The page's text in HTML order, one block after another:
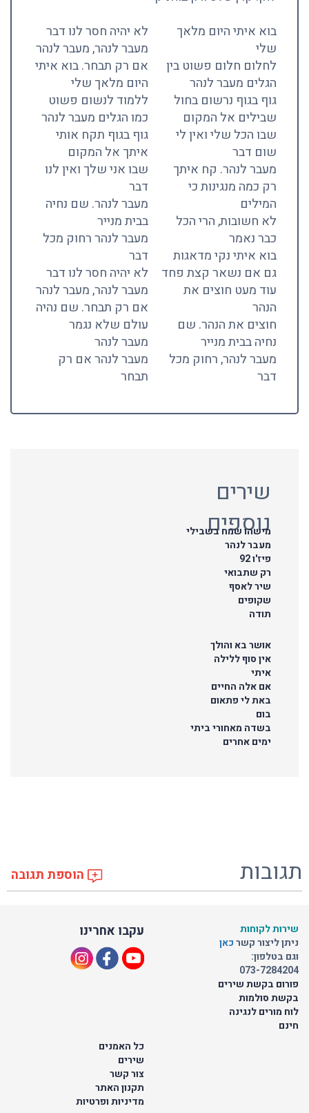
בוא איתי היום מלאך
שלי
לחלום חלום פשוט בין
הגלים מעבר לנהר
גוף בגוף נרשום בחול
שבילים אל המקום
שבו הכל שלי ואין לי
שום דבר
מעבר לנהר. קח איתך
רק כמה מנגינות כי
המילים
לא חשובות, הרי הכל
כבר נאמר
בוא איתי נקי מדאגות
גם אם נשאר קצת פחד
עוד מעט חוצים את
הנהר
חוצים את הנהר. שם
נחיה בבית מנייר
מעבר לנהר, רחוק מכל
דבר
לא יהיה חסר לנו דבר
מעבר לנהר, מעבר לנהר
אם רק תבחר. בוא איתי
היום מלאך שלי
ללמוד לנשום פשוט
כמו הגלים מעבר לנהר
גוף בגוף תקח אותי
איתך אל המקום
שבו אני שלך ואין לנו
דבר
מעבר לנהר. שם נחיה
בבית מנייר
מעבר לנהר רחוק מכל
דבר
לא יהיה חסר לנו דבר
מעבר לנהר, מעבר לנהר
אם רק תבחר. שם נהיה
עולם שלא נגמר
מעבר לנהר
מעבר לנהר אם רק
תבחר
שירים
נוספים
מישהו שמח בשבילי
מעבר לנהר
פיז'ו 92
רק שתבואי
שיר לאסף
שקופים
תודה
אושר בא והולך
אין סוף ללילה
איתי
אם אלה החיים
באת לי פתאום
בום
בשדה מאחורי ביתי
ימים אחרים
תגובות הוספת תגובה
עקבו אחרינו
שירות לקוחות
ניתן ליצור קשרכאן
וגם בטלפון:
073-7284204
פורום בקשת שירים
בקשת סולמות
לוח מורים לנגינה
חינם
כל האמנים
שירים
צור קשר
תקנון האתר
מדיניות ופרטיות